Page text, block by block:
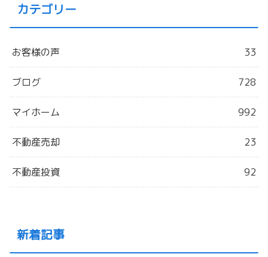
カテゴリー
お客様の声 33
ブログ 728
マイホーム 992
不動産売却 23
不動産投資 92
新着記事